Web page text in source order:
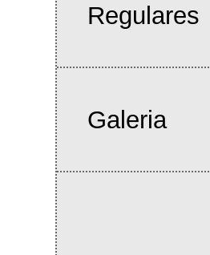
Regulares
Galeria